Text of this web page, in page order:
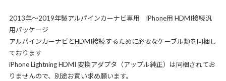
2013年～2019年製アルパインカーナビ専用 iPhone用 HDMI接続汎
用パッケージ
アルパインカーナビとHDMI接続するために必要なケーブル類を同梱し
ております
iPhone Lightning HDMI 変換アダプタ（アップル純正）は同梱されてお
りませんので、別途お買い求め願います。